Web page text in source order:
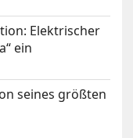
Elektrischer
ein
seines größten